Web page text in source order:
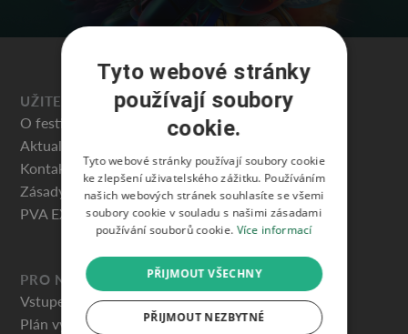
UŽITEČNÉ
O festivalu
Aktuality
Kontakty
Zásady ochrany osobních údajů
PVA EXPO PRAHA
PRO NÁVŠTĚVNÍKY
Vstupenky
Plán výstaviště
Tyto webové stránky
používají soubory
cookie.
Tyto webové stránky používají soubory cookie
ke zlepšení uživatelského zážitku. Používáním
našich webových stránek souhlasíte se všemi
soubory cookie v souladu s našimi zásadami
používání souborů cookie. Více informací
PŘIJMOUT VŠECHNY
PŘIJMOUT NEZBYTNÉ